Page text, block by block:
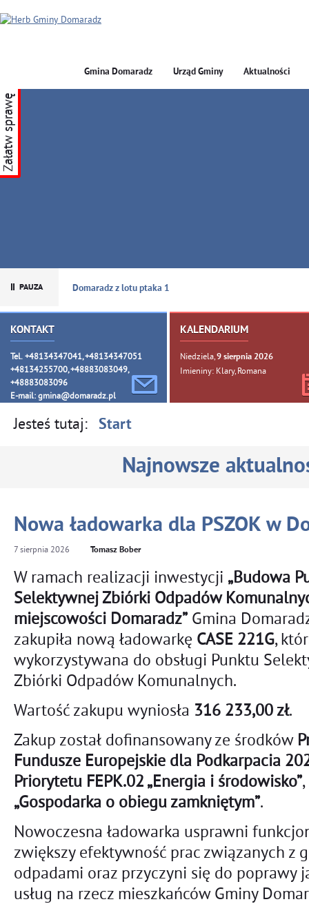
GMINA DOMARADZ
Gmina Domaradz Urząd Gminy Aktualności
Domaradz z lotu ptaka 1
KONTAKT
Tel. +48134347041, +48134347051
+48134255700, +48883083049,
+48883083096
E-mail: gmina@domaradz.pl
KALENDARIUM
Niedziela, 9sierpnia 2026
Imieniny: Klary, Romana
Załatw sprawę
Jesteś tutaj: Start
Najnowsze
Nowa ładowarka dla PSZOK w
7 sierpnia 2026 Tomasz Bober
W ramach realizacji inwestycji „Budowa
Selektywnej Zbiórki Odpadów
miejscowości Domaradz”Gmina
zakupiła nową ładowarkę CASE 221G,
wykorzystywana do obsługi Punktu
Zbiórki Odpadów Komunalnych.
Wartość zakupu wyniosła 316 233,00 zł.
Zakup został dofinansowany ze środków
Fundusze Europejskie dla Podkarpacia
Priorytetu FEPK.02 „Energia i środowisko”,
„Gospodarka o obiegu zamkniętym”.
Nowoczesna ładowarka usprawni
zwiększy efektywność prac związanych z
odpadami oraz przyczyni się do poprawy
usług na rzecz mieszkańców Gminy